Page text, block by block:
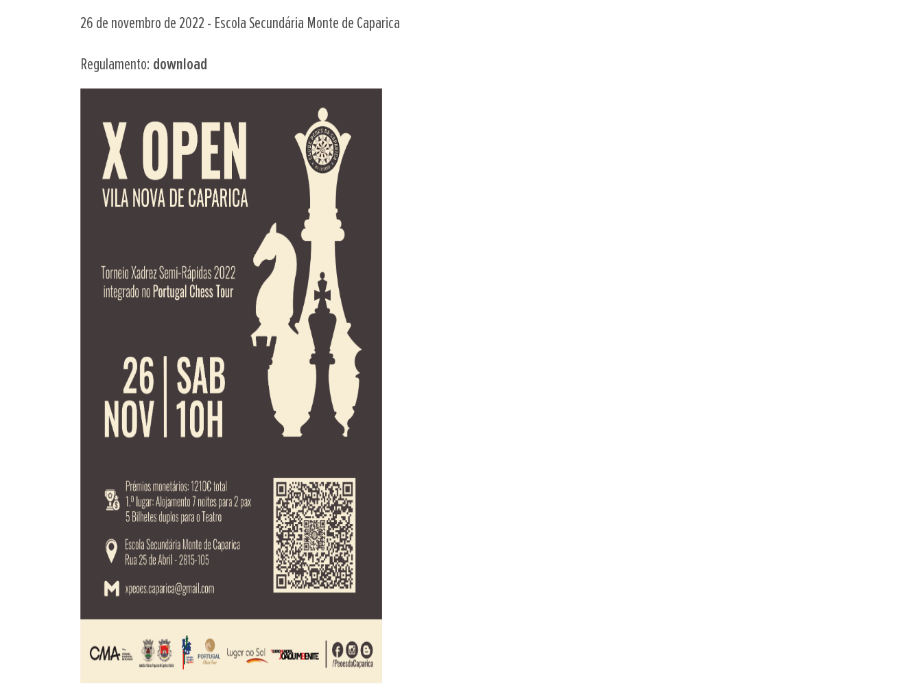
26 de novembro de 2022 - Escola Secundária Monte de Caparica
Regulamento: download